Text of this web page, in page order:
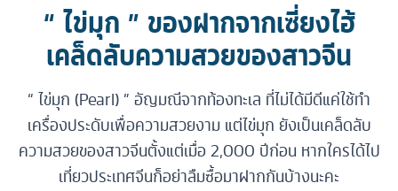
“ ไข่มุก ” ของฝากจากเซี่ยงไฮ้
เคล็ดลับความสวยของสาวจีน
“ ไข่มุก (Pearl) ” อัญมณีจากท้องทะเล ที่ไม่ได้มีดีแค่ใช้ทำ
เครื่องประดับเพื่อความสวยงาม แต่ไข่มุก ยังเป็นเคล็ดลับ
ความสวยของสาวจีนตั้งแต่เมื่อ 2,000 ปีก่อน หากใครได้ไป
เที่ยวประเทศจีนก็อย่าลืมซื้อมาฝากกันบ้างนะคะ